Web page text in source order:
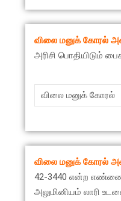
விலை மனுக் கோரல்
அரிசி பொதியிடும்
விலை மனுக் கோரல்
விலை மனுக் கோரல்
42-3440 என்ற
அலுமினியம் லாரி